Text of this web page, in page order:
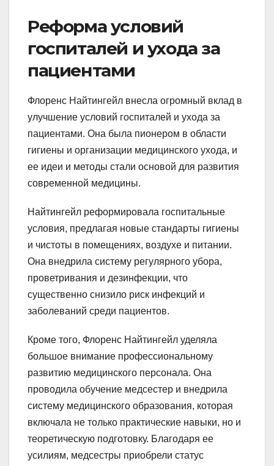
Реформа условий
госпиталей и ухода за
пациентами
Флоренс Найтингейл внесла огромный вклад в
улучшение условий госпиталей и ухода за
пациентами. Она была пионером в области
гигиены и организации медицинского ухода, и
ее идеи и методы стали основой для развития
современной медицины.
Найтингейл реформировала госпитальные
условия, предлагая новые стандарты гигиены
и чистоты в помещениях, воздухе и питании.
Она внедрила систему регулярного убора,
проветривания и дезинфекции, что
существенно снизило риск инфекций и
заболеваний среди пациентов.
Кроме того, Флоренс Найтингейл уделяла
большое внимание профессиональному
развитию медицинского персонала. Она
проводила обучение медсестер и внедрила
систему медицинского образования, которая
включала не только практические навыки, но и
теоретическую подготовку. Благодаря ее
усилиям, медсестры приобрели статус